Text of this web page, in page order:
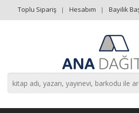
Toplu Sipariş Hesabım Bayilik